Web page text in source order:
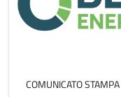
COMUNICATO STAMPA